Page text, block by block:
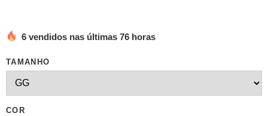
6 vendidos nas últimas 76 horas
TAMANHO
COR